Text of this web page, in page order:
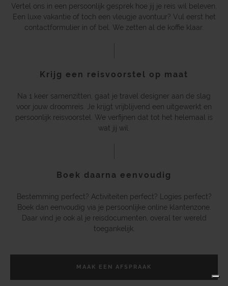
Vertel ons in een persoonlijk gesprek hoe jij je reis wil beleven.
Een luxe vakantie of toch een vleugje avontuur? Vul eerst het
contactformulier in of bel. We zetten al de koffie klaar.
Krijg een reisvoorstel op maat
Na 1 keer samenzitten, gaat je travel designer aan de slag
voor jouw droomreis. Je krijgt vrijblijvend een uitgewerkt en
persoonlijk reisvoorstel. We verfijnen dat tot het helemaal is
wat jij wil.
Boek daarna eenvoudig
Bestemming perfect? Activiteiten perfect? Logies perfect?
Boek dan eenvoudig via je persoonlijke online klantenzone.
Daar vind je ook al je reisdocumenten, overal ter wereld
toegankelijk.
MAAK EEN AFSPRAAK